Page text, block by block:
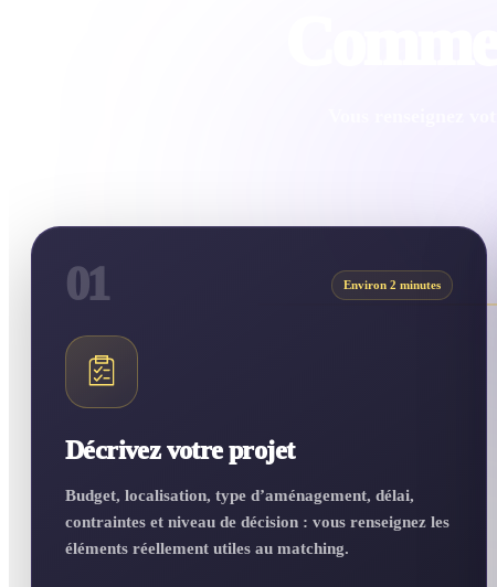
01 Environ 2 minutes
Décrivez votre projet
Budget, localisation, type d’aménagement, délai,
contraintes et niveau de décision : vous renseignez les
éléments réellement utiles au matching.